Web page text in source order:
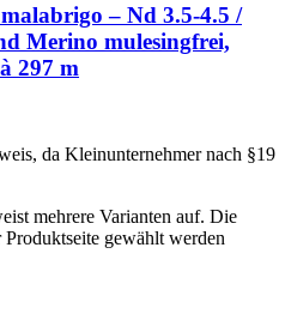
– Nd 3.5-4.5 /
Merino mulesingfrei,
297 m
da Kleinunternehmer nach §19
mehrere Varianten auf. Die
gewählt werden